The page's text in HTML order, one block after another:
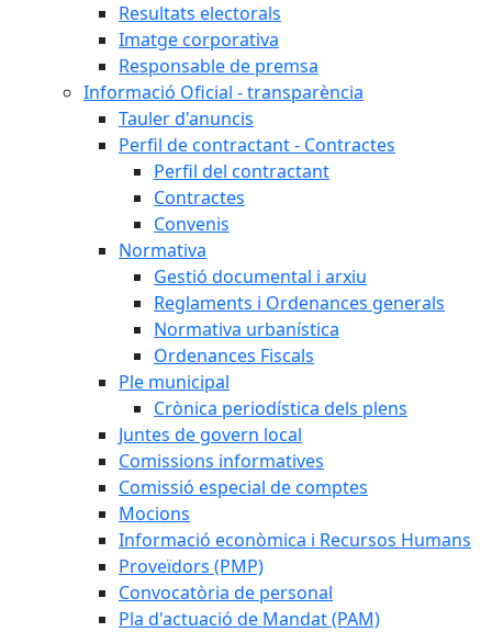
Resultats electorals
Imatge corporativa
Responsable de premsa
Informació Oficial - transparència
Tauler d'anuncis
Perfil de contractant - Contractes
Perfil del contractant
Contractes
Convenis
Normativa
Gestió documental i arxiu
Reglaments i Ordenances generals
Normativa urbanística
Ordenances Fiscals
Ple municipal
Crònica periodística dels plens
Juntes de govern local
Comissions informatives
Comissió especial de comptes
Mocions
Informació econòmica i Recursos Humans
Proveïdors (PMP)
Convocatòria de personal
Pla d'actuació de Mandat (PAM)